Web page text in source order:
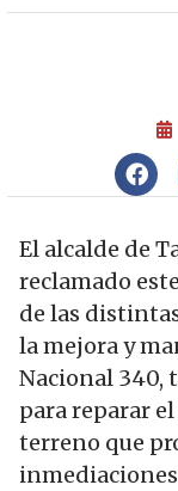
El alcalde de
reclamado
de las
la mejora y
Nacional 340,
para reparar
terreno que